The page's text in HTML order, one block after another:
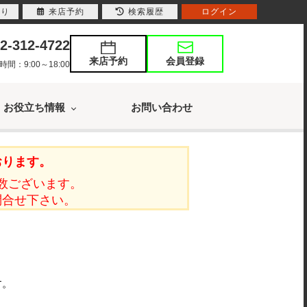
312-4722
間：9:00～18:00 来店予約 会員登録
お役立ち情報 お問い合わせ
ます。
ざいます。
せ下さい。
来店予約 検索履歴 ログイン